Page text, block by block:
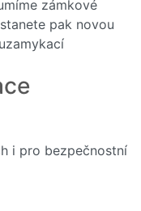
zámkové
pak novou
i pro bezpečnostní